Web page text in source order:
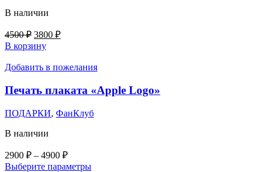
В наличии
4500₽ Первоначальная
цена
составляла
4500 ₽.
3800 ₽Текущая
В корзину
Добавить в пожелания
Печать плаката «Apple Logo»
ПОДАРКИ, ФанКлуб
В наличии
2900 ₽ – 4900 ₽Диапазон
цен:
Выберите параметрыЭтот